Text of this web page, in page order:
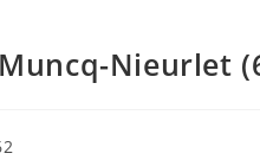
Nieurlet